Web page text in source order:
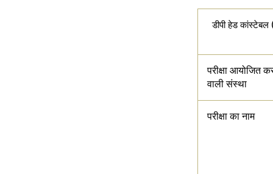
डीपी हेड
परीक्षा आयोजित
वाली संस्था
परीक्षा का नाम